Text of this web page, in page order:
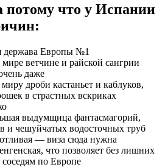
потому что у Испании
держава Европы №1
ветчине и райской сангрии
даже
дроби кастаньет и каблуков,
в страстных вскриках
выдумщица фантасмагорий,
и чешуйчатых водосточных труб
— виза сюда нужна
что позволяет без лишних
соседям по Европе